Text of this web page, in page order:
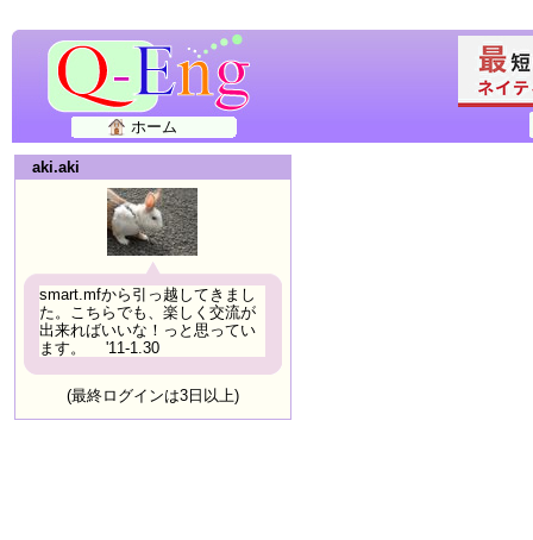
ホーム
aki.aki
smart.mfから引っ越してきまし
た。こちらでも、楽しく交流が
出来ればいいな！っと思ってい
ます。 '11-1.30
(最終ログインは3日以上)